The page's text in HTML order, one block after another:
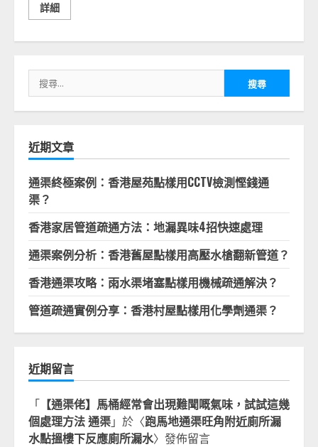
詳細
尋
關
字:
近期文章
通渠終極案例：香港屋苑點樣用CCTV檢測慳錢通
渠？
香港家居管道疏通方法：地漏異味4招快速處理
通渠案例分析：香港舊屋點樣用高壓水槍翻新管道？
香港通渠攻略：雨水渠堵塞點樣用機械疏通解決？
管道疏通實例分享：香港村屋點樣用化學劑通渠？
近期留言
「 【通渠佬】馬桶經常會出現難聞嘅氣味，試試這幾
個處理方法 通渠」於〈跑馬地通渠旺角附近廁所漏
水點搵樓下反應廁所漏水〉發佈留言